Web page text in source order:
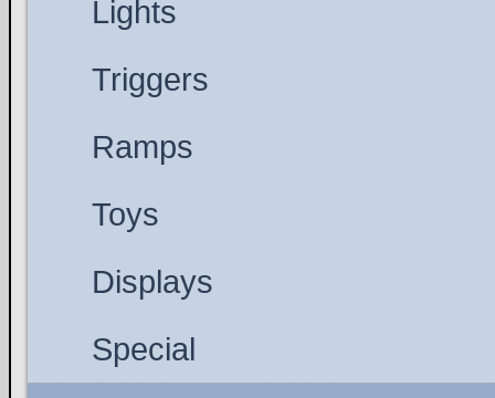
Lights
Triggers
Ramps
Toys
Displays
Special